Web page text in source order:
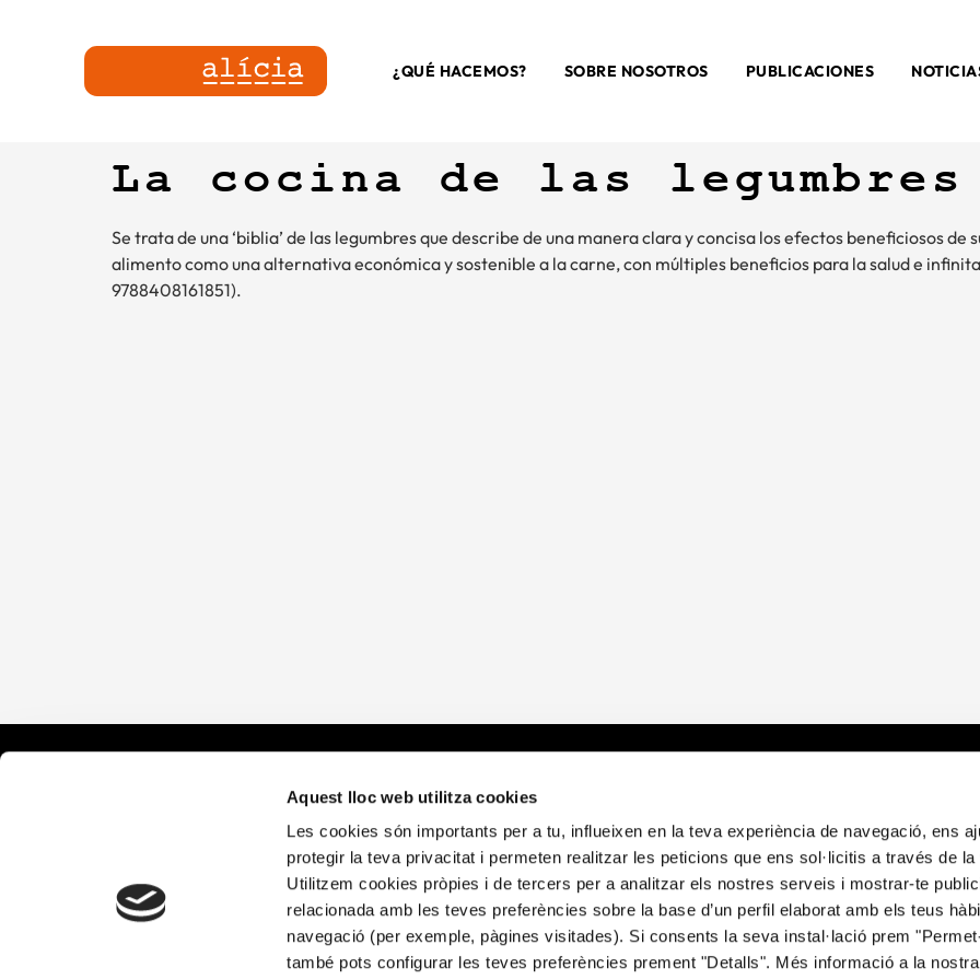
Aquest lloc web utilitza cookies
Les cookies són importants per a tu, influeixen en la teva experiència de navegació, ens
protegir la teva privacitat i permeten realitzar les peticions que ens sol·licitis a través de la
Utilitzem cookies pròpies i de tercers per a analitzar els nostres serveis i mostrar-te
relacionada amb les teves preferències sobre la base d’un perfil elaborat amb els teus
navegació (per exemple, pàgines visitades). Si consents la seva instal·lació prem
també pots configurar les teves preferències prement "Detalls". Més informació a la nostra
¿QUÉ HACEMOS? SOBRE NOSOTROS PUBLICACIONES
La cocina de las legumbres
Se trata de una ‘biblia’ de las legumbres que describe de una manera clara y concisa los efectos beneficiosos
alimento como una alternativa económica y sostenible a la carne, con múltiples beneficios para la salud e
9788408161851).
¿Qué hacemos?
Alícia Salud
Alícia Territorio
Quienes somos
Publicaciones
Noticias
Contacto